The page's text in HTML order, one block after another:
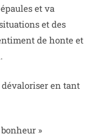
et va
et des
de honte et
en tant
»